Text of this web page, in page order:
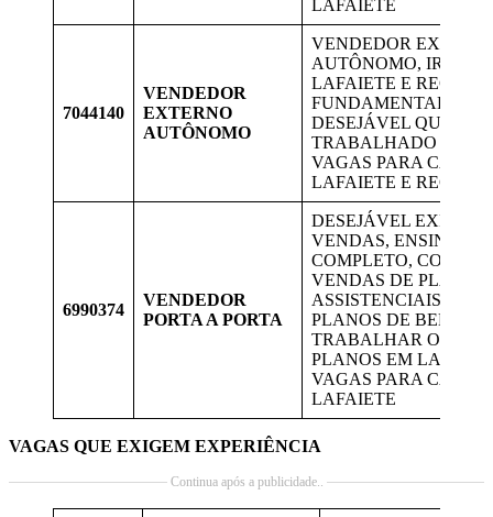
LAFAIETE
7044140
VENDEDOR
EXTERNO
AUTÔNOMO
VENDEDOR
AUTÔNOMO, IRA
LAFAIETE E REGIÃO,
FUNDAMENTAL
DESEJÁVEL QUE JÁ
TRABALHADO COM
VAGAS PARA
LAFAIETE E REGIÃO
6990374
VENDEDOR
PORTA A PORTA
DESEJÁVEL
VENDAS, ENSINO
COMPLETO,
VENDAS DE PLANOS
ASSISTENCIAIS DE
PLANOS DE
TRABALHAR
PLANOS EM
VAGAS PARA
LAFAIETE
VAGAS QUE EXIGEM EXPERIÊNCIA
Continua após a publicidade..